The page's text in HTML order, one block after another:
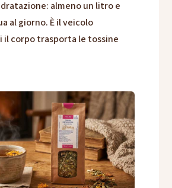
almeno un litro e
al giorno. È il veicolo
il corpo trasporta le tossine